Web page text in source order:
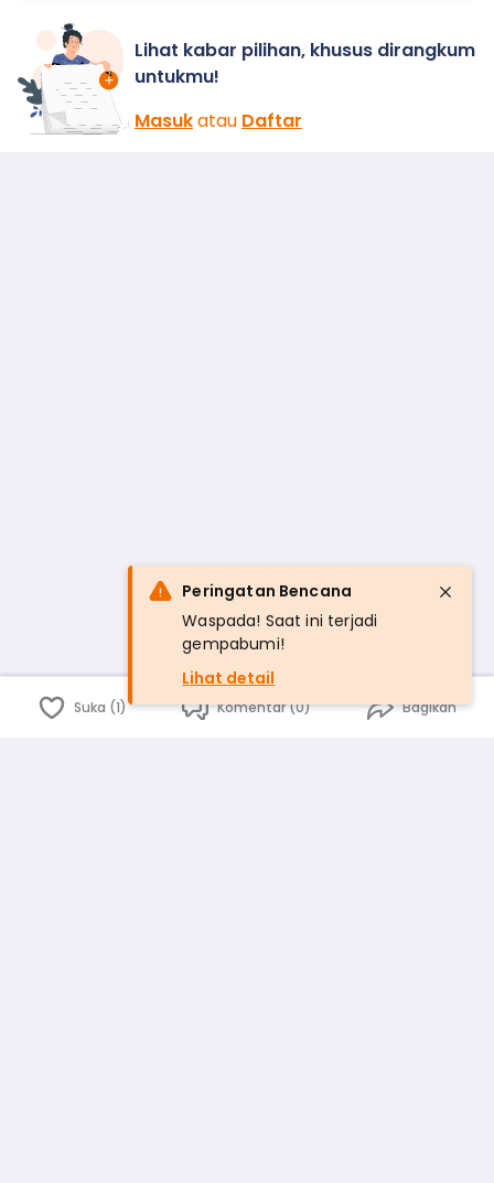
Lihat kabar pilihan, khusus dirangkum
untukmu!
Masukatau Daftar
Suka (1) Komentar (0) Bagikan
Peringatan Bencana
Waspada! Saat ini terjadi
gempabumi!
Lihat detail